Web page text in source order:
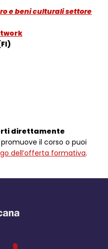
e beni culturali settore
direttamente
il corso o puoi
dell’offerta formativa.